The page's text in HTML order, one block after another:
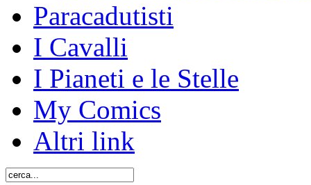
Paracadutisti
I Cavalli
I Pianeti e le Stelle
My Comics
Altri link